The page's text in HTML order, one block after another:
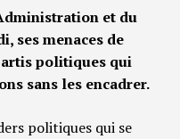
et du
ses menaces de
politiques qui
sans les encadrer.
politiques qui se